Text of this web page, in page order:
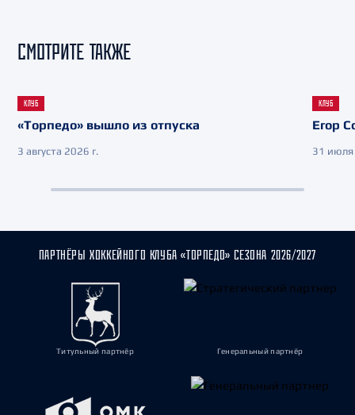
СМОТРИТЕ ТАКЖЕ
КЛУБ
«Торпедо» вышло из отпуска
3 августа 2026 г.
КЛУБ
Егор
31 июля
ПАРТНЁРЫ ХОККЕЙНОГО КЛУБА «ТОРПЕДО» СЕЗОНА 2026/2027
Титульный партнёр Генеральный партнёр